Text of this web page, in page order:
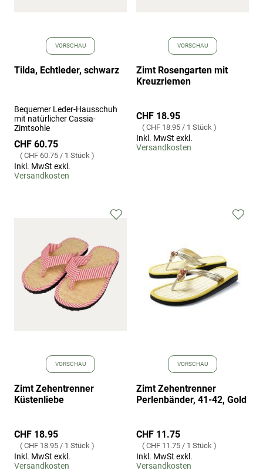
VORSCHAU
Tilda, Echtleder, schwarz
Bequemer Leder-Hausschuh
mit natürlicher Cassia-
Zimtsohle
CHF 60.75
CHF 60.75 / 1 Stück
Inkl. MwSt exkl.
Versandkosten
VORSCHAU
Zimt Rosengarten mit
Kreuzriemen
CHF 18.95
CHF 18.95 / 1 Stück
Inkl. MwSt exkl.
Versandkosten
VORSCHAU
Zimt Zehentrenner
Küstenliebe
CHF 18.95
CHF 18.95 / 1 Stück
Inkl. MwSt exkl.
Versandkosten
Zur
VORSCHAU
Zimt Zehentrenner
Perlenbänder, 41-42, Gold
CHF 11.75
CHF 11.75 / 1 Stück
Inkl. MwSt exkl.
Versandkosten
Zur